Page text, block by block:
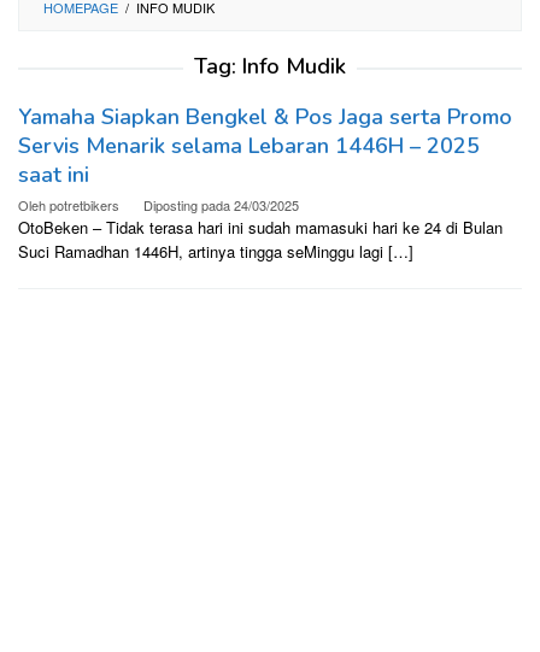
HOMEPAGE / INFO MUDIK
Tag: Info Mudik
Yamaha Siapkan Bengkel & Pos Jaga serta Promo
Servis Menarik selama Lebaran 1446H – 2025
saat ini
Olehpotretbikers Diposting pada24/03/2025
OtoBeken – Tidak terasa hari ini sudah mamasuki hari ke 24 di Bulan
Suci Ramadhan 1446H, artinya tingga seMinggu lagi […]